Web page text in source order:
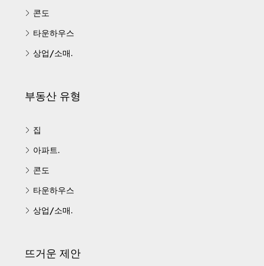
콘도
타운하우스
상업/소매.
부동산 유형
집
아파트.
콘도
타운하우스
상업/소매.
뜨거운 제안